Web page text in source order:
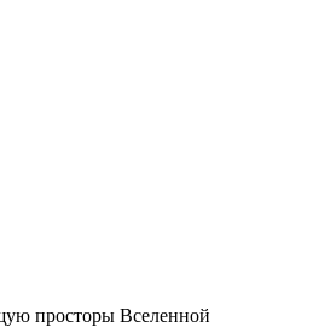
просторы Вселенной